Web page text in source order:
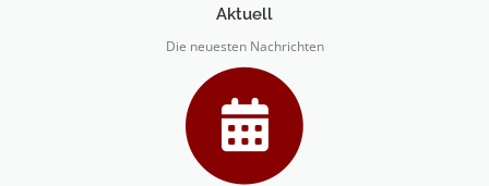
Aktuell
Die neuesten Nachrichten